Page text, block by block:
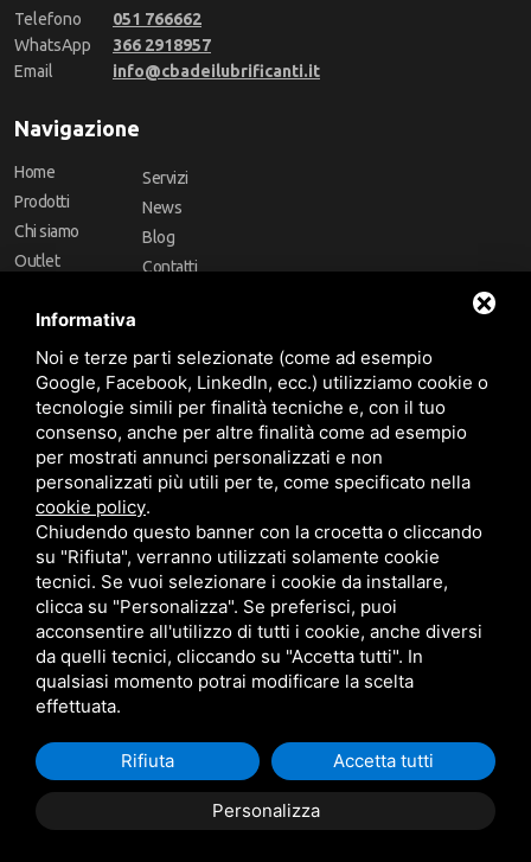
Telefono
051 766662
WhatsApp
366 2918957
Email
info@cbadeilubrificanti.it
Navigazione
Home
Prodotti
Chi siamo
Outlet
Marchi
Servizi
News
Blog
Contatti
Follow Us
Area riservata
CBA dei Lubrificanti Spa - P. IVA 00624811204 - Codice fiscale 03472740376
R.E.A. n° 293659 - REG. IMPRESE BO Capitale Sociale €. 120.000 int. versati -
Sitemap Questo sito è protetto da Google reCAPTCHA v3,
Informativa
Noi e terze parti selezionate (come ad esempio
Google, Facebook, LinkedIn, ecc.) utilizziamo cookie o
tecnologie simili per finalità tecniche e, con il tuo
consenso, anche per altre finalità come ad esempio
per mostrati annunci personalizzati e non
personalizzati più utili per te, come specificato nella
cookie policy.
Chiudendo questo banner con la crocetta o cliccando
su "Rifiuta", verranno utilizzati solamente cookie
tecnici. Se vuoi selezionare i cookie da installare,
clicca su "Personalizza". Se preferisci, puoi
acconsentire all'utilizzo di tutti i cookie, anche diversi
da quelli tecnici, cliccando su "Accetta tutti". In
qualsiasi momento potrai modificare la scelta
effettuata.
Personalizza
Rifiuta Accetta tutti